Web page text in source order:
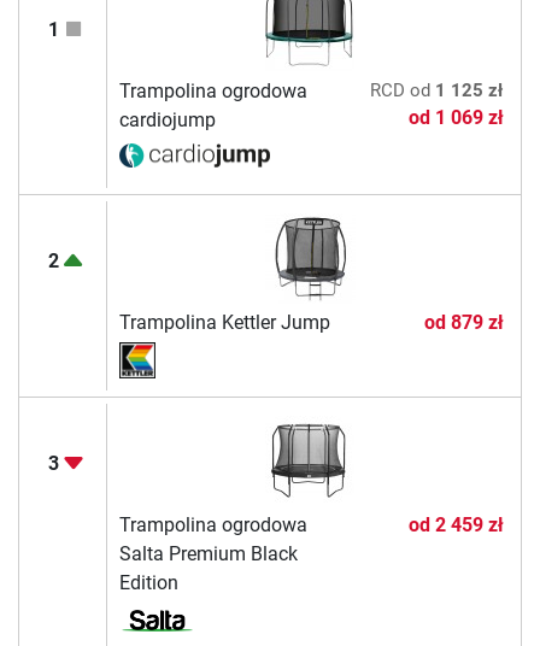
1
Trampolina ogrodowa
cardiojump
RCD od 1 125 zł
od 1 069 zł
2
Trampolina Kettler Jump od 879 zł
3
Trampolina ogrodowa
Salta Premium Black
Edition
od 2 459 zł